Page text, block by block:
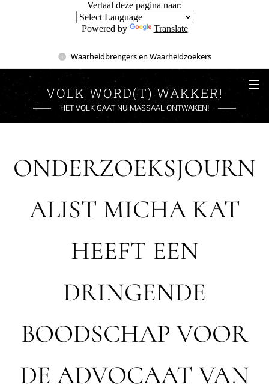
Vertaal deze pagina naar:
Powered by Translate
Waarheidbrengers en Waarheidzoekers
VOLK WORD(T) WAKKER!
HET VOLK GAAT NU MASSAAL ONTWAKEN!
ONDERZOEKSJOURN
ALIST MICHA KAT
HEEFT EEN
DRINGENDE
BOODSCHAP VOOR
DE ADVOCAAT VAN